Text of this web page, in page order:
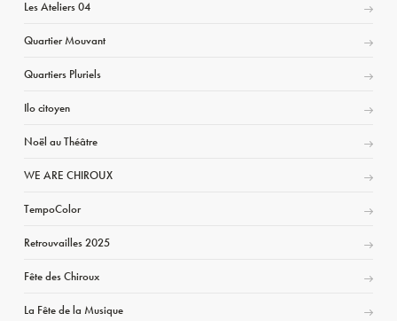
Les Ateliers 04
Quartier Mouvant
Quartiers Pluriels
Ilo citoyen
Noël au Théâtre
WE ARE CHIROUX
TempoColor
Retrouvailles 2025
Fête des Chiroux
La Fête de la Musique